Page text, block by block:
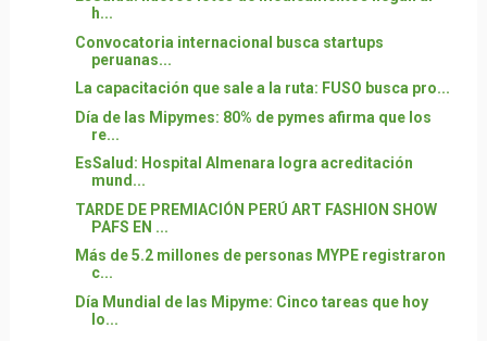
h...
Convocatoria internacional busca startups
peruanas...
La capacitación que sale a la ruta: FUSO busca pro...
Día de las Mipymes: 80% de pymes afirma que los
re...
EsSalud: Hospital Almenara logra acreditación
mund...
TARDE DE PREMIACIÓN PERÚ ART FASHION SHOW
PAFS EN ...
Más de 5.2 millones de personas MYPE registraron
c...
Día Mundial de las Mipyme: Cinco tareas que hoy
lo...